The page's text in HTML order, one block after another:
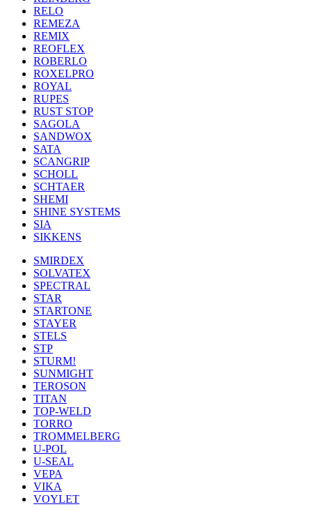
RELO
REMEZA
REMIX
REOFLEX
ROBERLO
ROXELPRO
ROYAL
RUPES
RUST STOP
SAGOLA
SANDWOX
SATA
SCANGRIP
SCHOLL
SCHTAER
SHEMI
SHINE SYSTEMS
SIA
SIKKENS
SMIRDEX
SOLVATEX
SPECTRAL
STAR
STARTONE
STAYER
STELS
STP
STURM!
SUNMIGHT
TEROSON
TITAN
TOP-WELD
TORRO
TROMMELBERG
U-POL
U-SEAL
VEPA
VIKA
VOYLET